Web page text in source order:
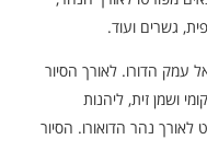
גשרים ועוד.
עמק הדורו. לאורך הסיור
ושמן זית, ליהנות
נהר הדואורו. הסיור